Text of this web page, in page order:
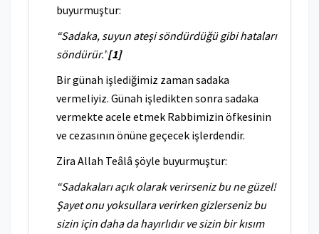
buyurmuştur:
“Sadaka, suyun ateşi söndürdüğü gibi hataları
söndürür.”[1]
Bir günah işlediğimiz zaman sadaka
vermeliyiz. Günah işledikten sonra sadaka
vermekte acele etmek Rabbimizin öfkesinin
ve cezasının önüne geçecek işlerdendir.
Zira Allah Teâlâ şöyle buyurmuştur:
“Sadakaları açık olarak verirseniz bu ne güzel!
Şayet onu yoksullara verirken gizlerseniz bu
sizin için daha da hayırlıdır ve sizin bir kısım